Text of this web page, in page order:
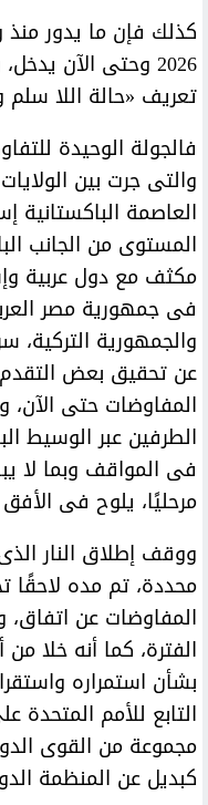
2026 وحتى الآن
تعريف «حالة اللا سلم
فالجولة الوحيدة
والتى جرت بين
العاصمة الباكستانية
المستوى من الجانب
مكثف مع دول عربية
فى جمهورية مصر
والجمهورية التركية،
عن تحقيق بعض التقدم،
المفاوضات حتى الآن،
الطرفين عبر الوسيط
فى المواقف وبما لا
مرحليًا، يلوح فى
ووقف إطلاق النار
محددة، تم مده لاحقًا
المفاوضات عن اتفاق،
الفترة، كما أنه خلا
بشأن استمراره
التابع للأمم
مجموعة من القوى
كبديل عن المنظمة